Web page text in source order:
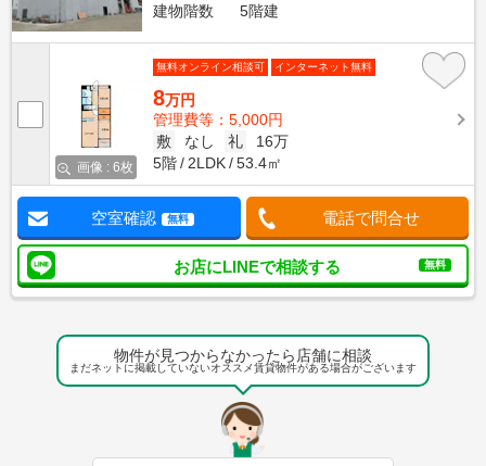
建物階数
5階建
画像 : 6枚
無料オンライン相談可 インターネット無料
8万円
管理費等：5,000円
敷
なし 礼
16万
5階
2LDK 53.4㎡
空室確認 無料 電話で問合せ
お店にLINEで相談する 無料
物件が見つからなかったら店舗に相談
まだネットに掲載していないオススメ賃貸物件がある場合がございます